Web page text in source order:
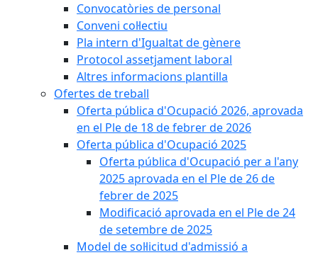
Convocatòries de personal
Conveni col·lectiu
Pla intern d'Igualtat de gènere
Protocol assetjament laboral
Altres informacions plantilla
Ofertes de treball
Oferta pública d'Ocupació 2026, aprovada
en el Ple de 18 de febrer de 2026
Oferta pública d'Ocupació 2025
Oferta pública d'Ocupació per a l'any
2025 aprovada en el Ple de 26 de
febrer de 2025
Modificació aprovada en el Ple de 24
de setembre de 2025
Model de sol·licitud d'admissió a